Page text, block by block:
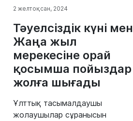
2 желтоқсан, 2024
Тәуелсіздік күні мен
Жаңа жыл
мерекесіне орай
қосымша пойыздар
жолға шығады
Ұлттық тасымалдаушы
жолаушылар сұранысын